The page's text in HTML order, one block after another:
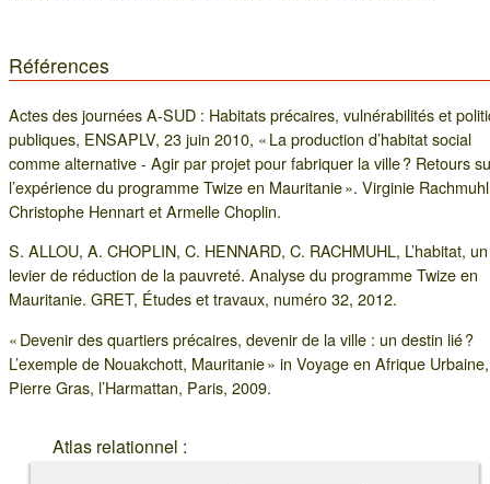
Références
Actes des journées A-SUD : Habitats précaires, vulnérabilités et
publiques, ENSAPLV, 23 juin 2010, « La production d’habitat social
comme alternative - Agir par projet pour fabriquer la ville ? Retours
l’expérience du programme Twize en Mauritanie ». Virginie
Christophe Hennart et Armelle Choplin.
S. ALLOU, A. CHOPLIN, C. HENNARD, C. RACHMUHL, L’habitat, un
levier de réduction de la pauvreté. Analyse du programme Twize en
Mauritanie. GRET, Études et travaux, numéro 32, 2012.
« Devenir des quartiers précaires, devenir de la ville : un destin lié ?
L’exemple de Nouakchott, Mauritanie » in Voyage en Afrique
Pierre Gras, l’Harmattan, Paris, 2009.
Atlas relationnel :